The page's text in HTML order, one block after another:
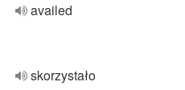
availed
skorzystało